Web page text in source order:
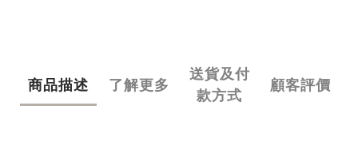
商品描述 了解更多
送貨及付
款方式
顧客評價